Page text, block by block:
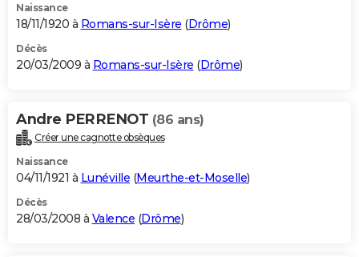
Naissance
18/11/1920 à Romans-sur-Isère (Drôme)
Décès
20/03/2009 à Romans-sur-Isère (Drôme)
Andre PERRENOT (86 ans)
Créer une cagnotte obsèques
Naissance
04/11/1921 à Lunéville (Meurthe-et-Moselle)
Décès
28/03/2008 à Valence (Drôme)